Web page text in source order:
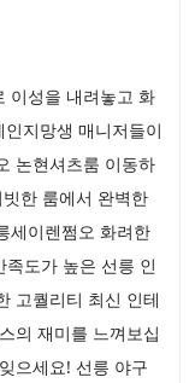
이성을 내려놓고 화
지망생 매니저들이
논현셔츠룸 이동하
한 룸에서 완벽한
세이렌쩜오 화려한
도가 높은 선릉 인
고퀄리티 최신 인테
의 재미를 느껴보십
으세요! 선릉 야구